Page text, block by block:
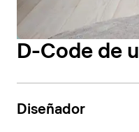
D-Code de
Diseñador